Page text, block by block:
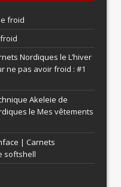
froid
Nordiques le L’hiver
ne pas avoir froid : #1
Akeleie de
le Mes vêtements
| Carnets
softshell